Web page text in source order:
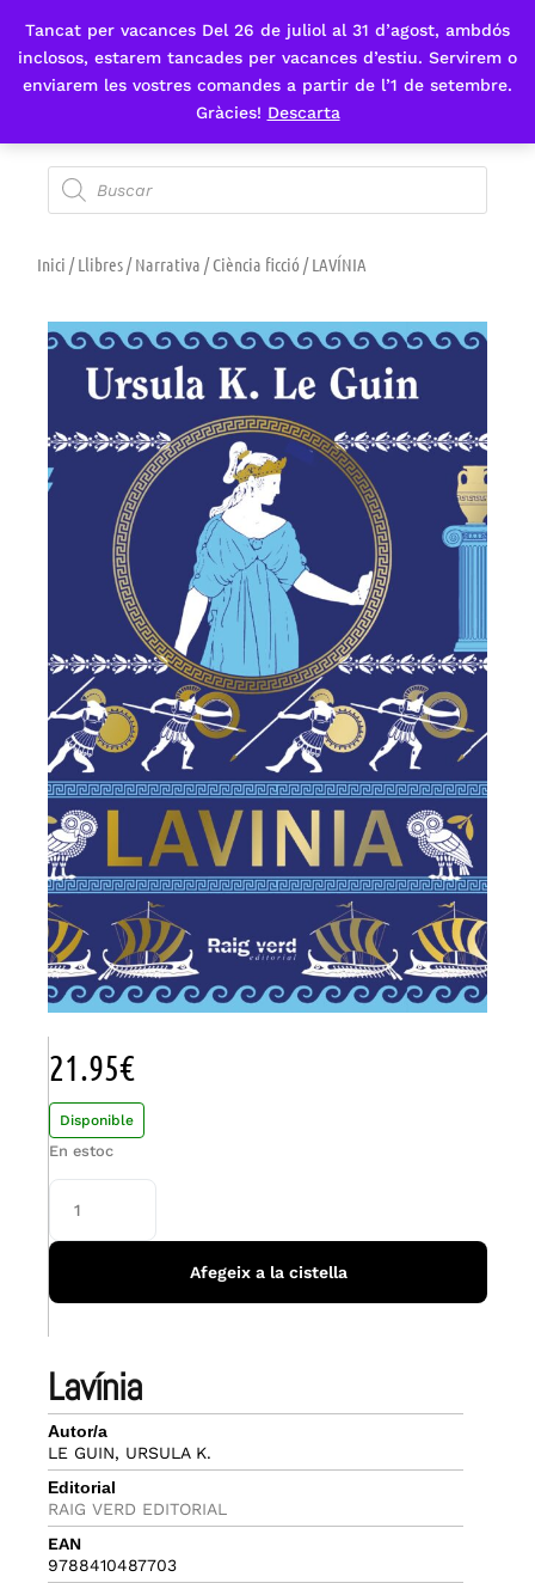
Tancat per vacances Del 26 de juliol al 31 d’agost, ambdós
inclosos, estarem tancades per vacances d’estiu. Servirem o
enviarem les vostres comandes a partir de l’1 de setembre.
Gràcies! Descarta
Fes-te'n sòcia
Inici /Llibres/Narrativa /Ciència ficció / LAVÍNIA
lavínia
Autor/a
LE GUIN, URSULA K.
Editorial
RAIG VERD EDITORIAL
EAN
9788410487703
21.95€
Disponible
En estoc
Afegeix a la cistella